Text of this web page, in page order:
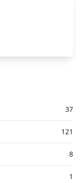
37
121
8
1